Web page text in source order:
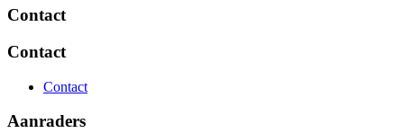
Contact
Contact
Contact
Aanraders